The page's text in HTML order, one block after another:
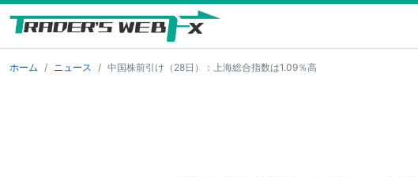
ホーム ニュース 中国株前引け（28日）：上海総合指数は1.09％高